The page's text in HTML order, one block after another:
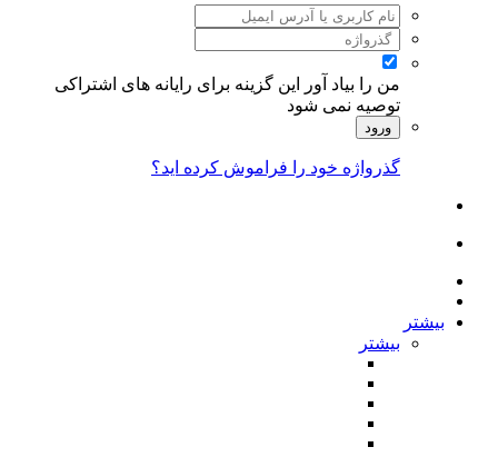
من را بیاد آور
این گزینه برای رایانه های اشتراکی
توصیه نمی شود
ورود
گذرواژه خود را فراموش کرده اید؟
بیشتر
بیشتر